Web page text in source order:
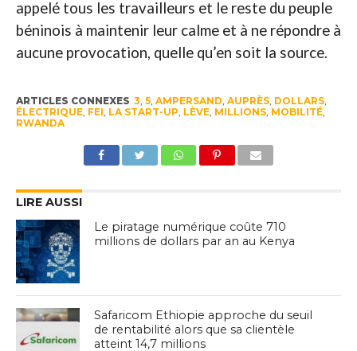
appelé tous les travailleurs et le reste du peuple
béninois à maintenir leur calme et à ne répondre à
aucune provocation, quelle qu’en soit la source.
ARTICLES CONNEXES 3, 5, AMPERSAND, AUPRÈS, DOLLARS,
ÉLECTRIQUE, FEI, LA START-UP, LÈVE, MILLIONS, MOBILITÉ,
RWANDA
LIRE AUSSI
Le piratage numérique coûte 710
millions de dollars par an au Kenya
Safaricom Ethiopie approche du seuil
de rentabilité alors que sa clientèle
atteint 14,7 millions